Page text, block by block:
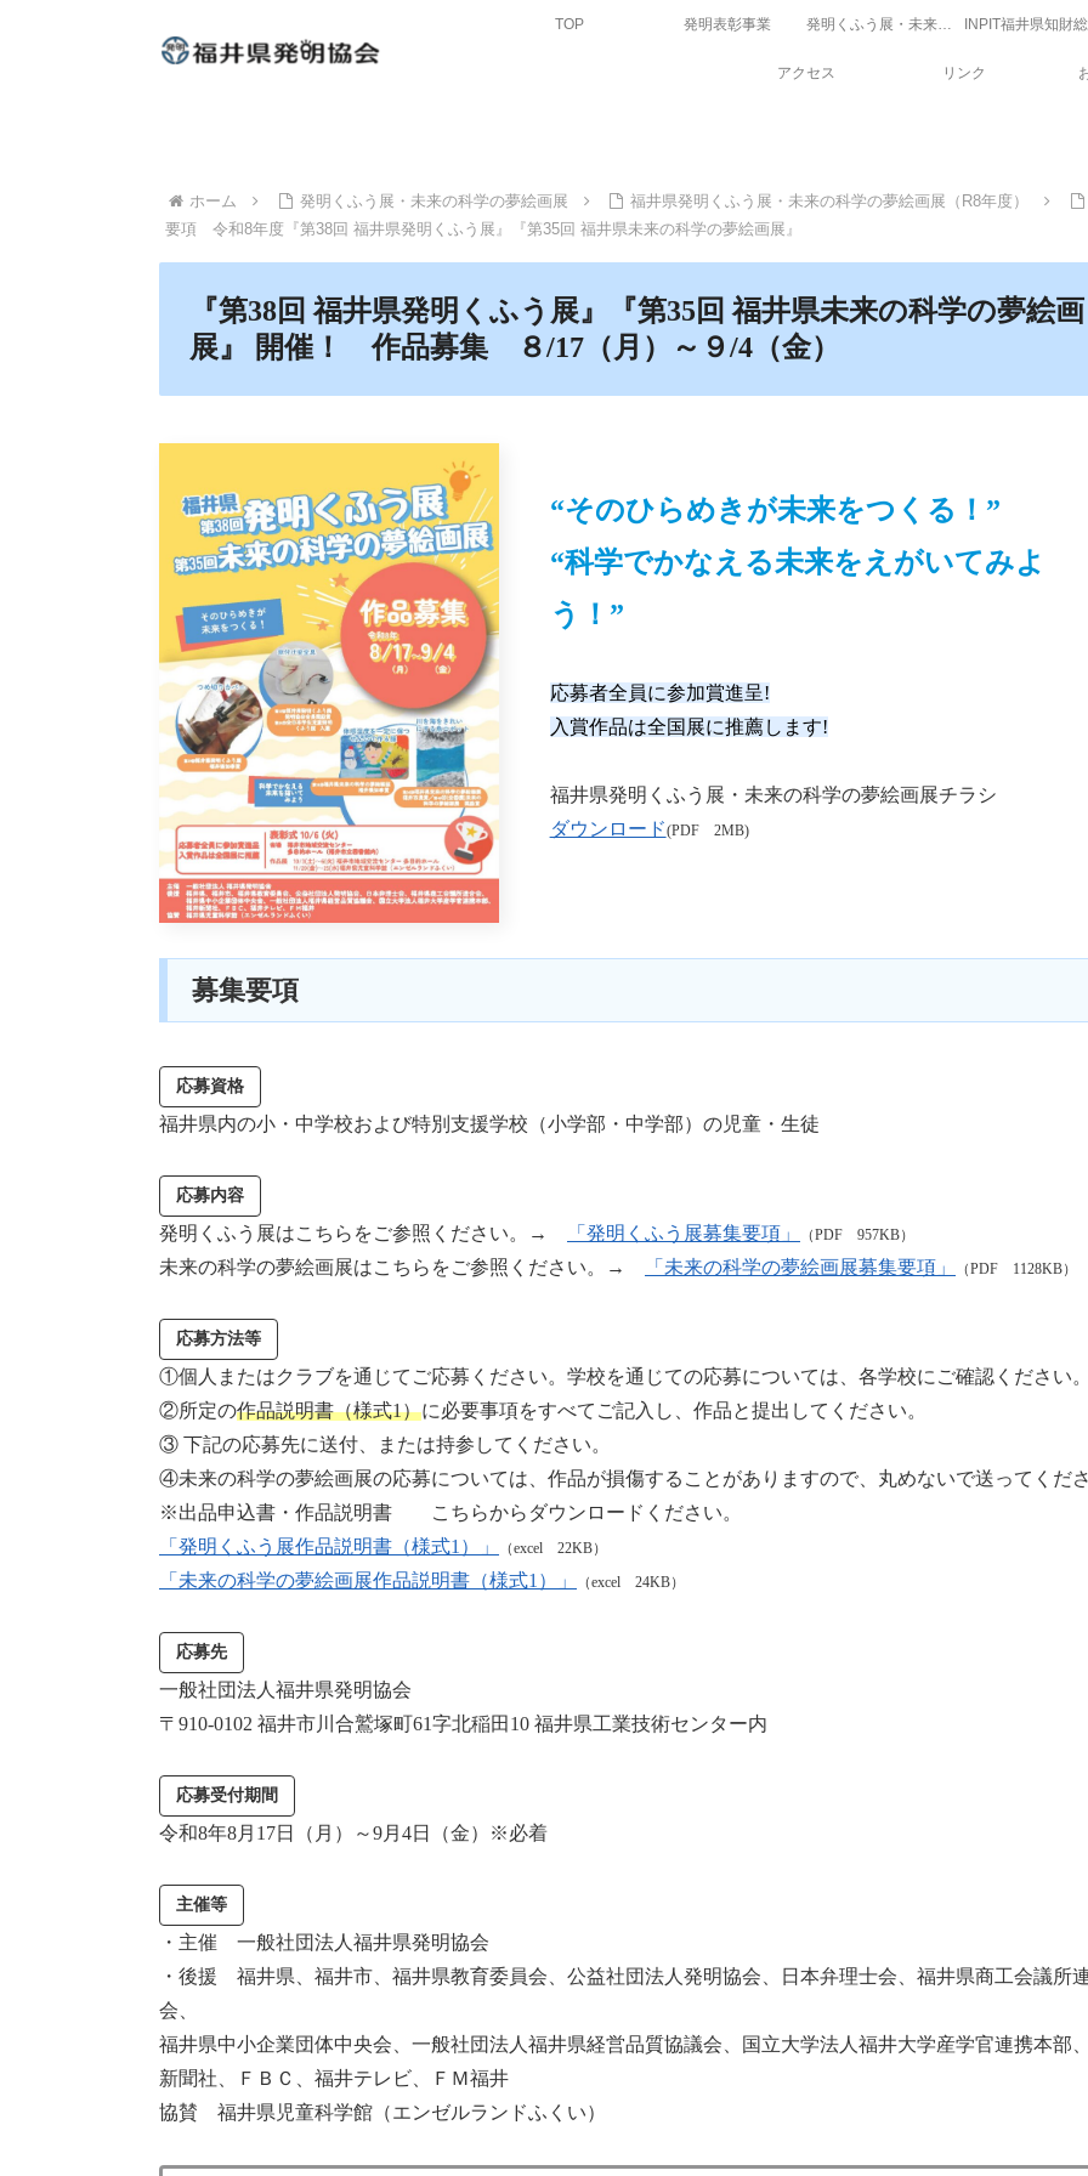
TOP 発明表彰事業
アクセス リンク
ホーム 発明くふう展・未来の科学の夢絵画展 福井県発明くふう展・未来の科学の夢絵画展（R8年度）
要項 令和8年度『第38回 福井県発明くふう展』『第35回 福井県未来の科学の夢絵画展』
『第38回 福井県発明くふう展』『第35回 福井県未来の科学の夢絵画
展』 開催！ 作品募集 ８/17（月）～９/4（金）
“そのひらめきが未来をつくる！”
“科学でかなえる未来をえがいてみよ
う！”
応募者全員に参加賞進呈!
入賞作品は全国展に推薦します!
福井県発明くふう展・未来の科学の夢絵画展チラシ
ダウンロード(PDF 2MB)
募集要項
応募資格
福井県内の小・中学校および特別支援学校（小学部・中学部）の児童・生徒
応募内容
発明くふう展はこちらをご参照ください。→ 「発明くふう展募集要項」 （PDF 957KB）
未来の科学の夢絵画展はこちらをご参照ください。→ 「未来の科学の夢絵画展募集要項」 （PDF 1128KB）
応募方法等
①個人またはクラブを通じてご応募ください。学校を通じての応募については、各学校にご確認ください。
②所定の作品説明書（様式1）に必要事項をすべてご記入し、作品と提出してください。
③ 下記の応募先に送付、または持参してください。
④未来の科学の夢絵画展の応募については、作品が損傷することがありますので、丸めないで送ってくださ
※出品申込書・作品説明書 こちらからダウンロードください。
「発明くふう展作品説明書（様式1）」
（excel 22KB）
「未来の科学の夢絵画展作品説明書（様式1）」 （excel 24KB）
応募先
一般社団法人福井県発明協会
〒910-0102 福井市川合鷲塚町61字北稲田10 福井県工業技術センター内
応募受付期間
令和8年8月17日（月）～9月4日（金）※必着
主催等
・主催 一般社団法人福井県発明協会
・後援 福井県、福井市、福井県教育委員会、公益社団法人発明協会、日本弁理士会、福井県商工会議所
会、
福井県中小企業団体中央会、一般社団法人福井県経営品質協議会、国立大学法人福井大学産学官連携本部
新聞社、ＦＢＣ、福井テレビ、ＦＭ福井
協賛 福井県児童科学館（エンゼルランドふくい）